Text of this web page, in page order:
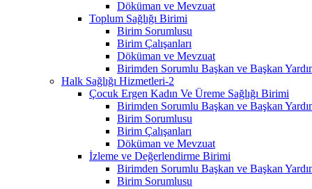
Döküman ve Mevzuat
Toplum Sağlığı Birimi
Birim Sorumlusu
Birim Çalışanları
Döküman ve Mevzuat
Birimden Sorumlu Başkan ve Başkan
Halk Sağlığı Hizmetleri-2
Çocuk Ergen Kadın Ve Üreme Sağlığı Birimi
Birimden Sorumlu Başkan ve Başkan
Birim Sorumlusu
Birim Çalışanları
Döküman ve Mevzuat
İzleme ve Değerlendirme Birimi
Birimden Sorumlu Başkan ve Başkan
Birim Sorumlusu